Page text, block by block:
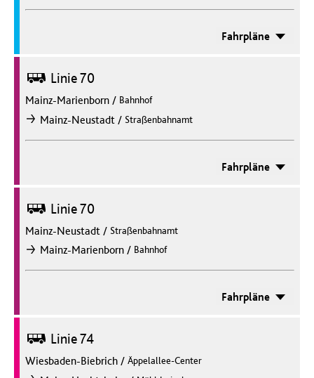
Fahrpläne
Bus Linie 70
Mainz-Marienborn / Bahnhof
nachMainz-Neustadt / Straßenbahnamt
Fahrpläne
Bus Linie 70
Mainz-Neustadt / Straßenbahnamt
nachMainz-Marienborn / Bahnhof
Fahrpläne
Bus Linie 74
Wiesbaden-Biebrich / Äppelallee-Center